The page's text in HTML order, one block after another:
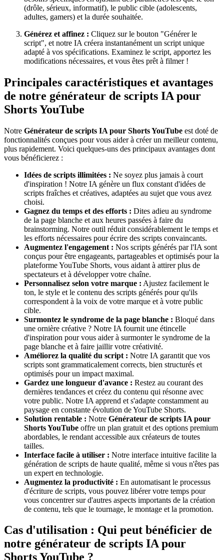
(drôle, sérieux, informatif), le public cible (adolescents,
adultes, gamers) et la durée souhaitée.
Générez et affinez : Cliquez sur le bouton "Générer le
script", et notre IA créera instantanément un script unique
adapté à vos spécifications. Examinez le script, apportez les
modifications nécessaires, et vous êtes prêt à filmer !
Principales caractéristiques et avantages
de notre générateur de scripts IA pour
Shorts YouTube
Notre Générateur de scripts IA pour Shorts YouTube est doté de
fonctionnalités conçues pour vous aider à créer un meilleur contenu,
plus rapidement. Voici quelques-uns des principaux avantages dont
vous bénéficierez :
Idées de scripts illimitées : Ne soyez plus jamais à court
d'inspiration ! Notre IA génère un flux constant d'idées de
scripts fraîches et créatives, adaptées au sujet que vous avez
choisi.
Gagnez du temps et des efforts : Dites adieu au syndrome
de la page blanche et aux heures passées à faire du
brainstorming. Notre outil réduit considérablement le temps et
les efforts nécessaires pour écrire des scripts convaincants.
Augmentez l'engagement : Nos scripts générés par l'IA sont
conçus pour être engageants, partageables et optimisés pour la
plateforme YouTube Shorts, vous aidant à attirer plus de
spectateurs et à développer votre chaîne.
Personnalisez selon votre marque : Ajustez facilement le
ton, le style et le contenu des scripts générés pour qu'ils
correspondent à la voix de votre marque et à votre public
cible.
Surmontez le syndrome de la page blanche : Bloqué dans
une ornière créative ? Notre IA fournit une étincelle
d'inspiration pour vous aider à surmonter le syndrome de la
page blanche et à faire jaillir votre créativité.
Améliorez la qualité du script : Notre IA garantit que vos
scripts sont grammaticalement corrects, bien structurés et
optimisés pour un impact maximal.
Gardez une longueur d'avance : Restez au courant des
dernières tendances et créez du contenu qui résonne avec
votre public. Notre IA apprend et s'adapte constamment au
paysage en constante évolution de YouTube Shorts.
Solution rentable : Notre Générateur de scripts IA pour
Shorts YouTube offre un plan gratuit et des options premium
abordables, le rendant accessible aux créateurs de toutes
tailles.
Interface facile à utiliser : Notre interface intuitive facilite la
génération de scripts de haute qualité, même si vous n'êtes pas
un expert en technologie.
Augmentez la productivité : En automatisant le processus
d'écriture de scripts, vous pouvez libérer votre temps pour
vous concentrer sur d'autres aspects importants de la création
de contenu, tels que le tournage, le montage et la promotion.
Cas d'utilisation : Qui peut bénéficier de
notre générateur de scripts IA pour
Shorts YouTube ?